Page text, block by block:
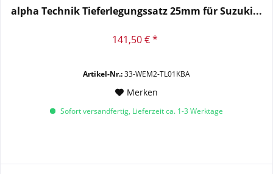
alpha Technik Tieferlegungssatz 25mm für Suzuki...
141,50 € *
Artikel-Nr.:33-WEM2-TL01KBA
Merken
Sofort versandfertig, Lieferzeit ca. 1-3 Werktage